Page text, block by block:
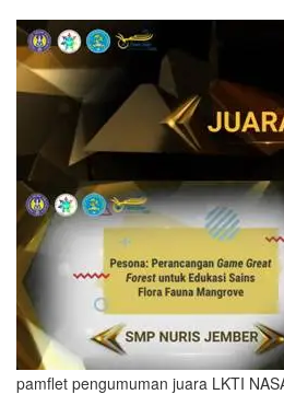
pamflet pengumuman juara LKTI